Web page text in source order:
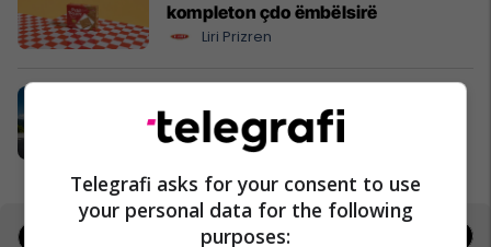
kompleton çdo ëmbëlsirë
Liri Prizren
EXFIS
Telegrafi asks for your consent to use
your personal data for the following
purposes: